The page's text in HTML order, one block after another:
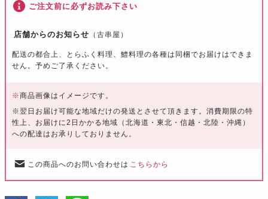
ご注文前に必ずお読み下さい
店舗からのお知らせ （古串屋）
配送の都合上、とらふく料理、鱧料理の各種は同梱でお届けはできま
せん。予めご了承ください。
※商品画像はイメージです。
※翌日お届け可能な地域だけの発送とさせて頂きます。消費期限の特
性上、お届けに2日かかる地域（北海道・東北・信越・北陸・沖縄）
への配達はお承りしておりません。
この商品へのお問い合わせは こちらから